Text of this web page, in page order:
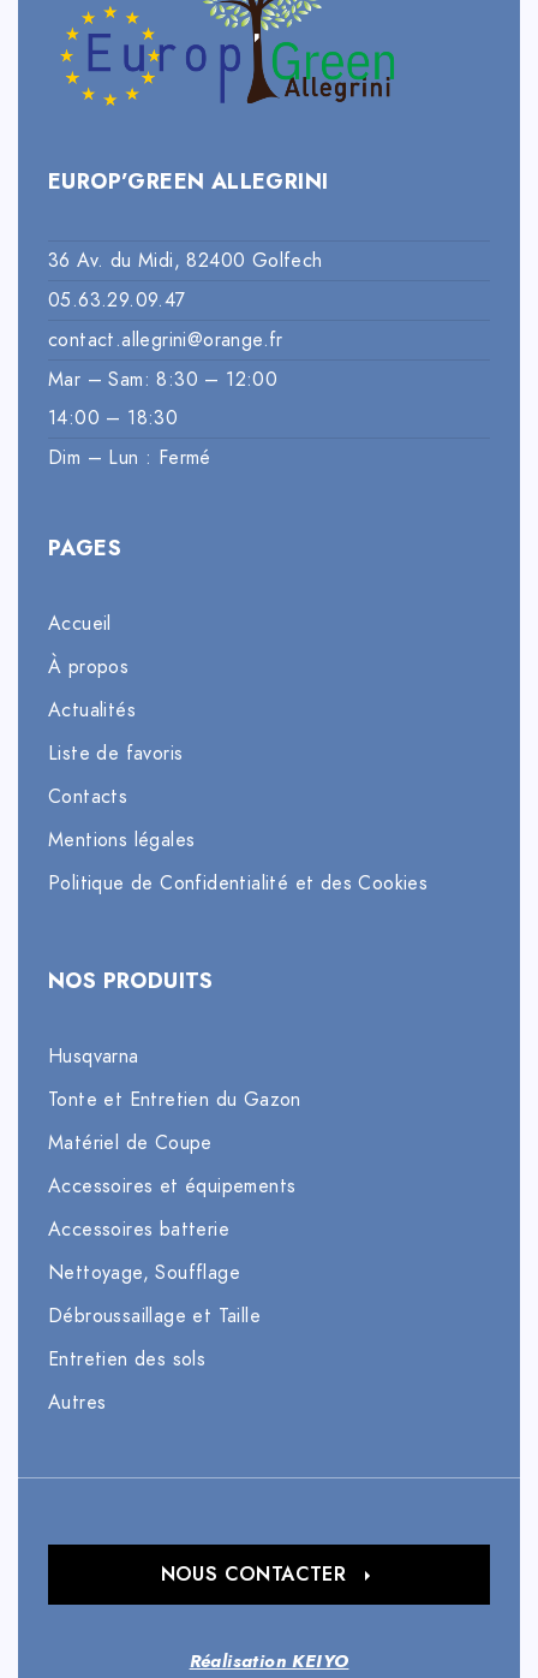
EUROP’GREEN ALLEGRINI
36 Av. du Midi, 82400 Golfech
05.63.29.09.47
contact.allegrini@orange.fr
Mar – Sam: 8:30 – 12:00
14:00 – 18:30
Dim – Lun : Fermé
PAGES
Accueil
À propos
Actualités
Liste de favoris
Contacts
Mentions légales
Politique de Confidentialité et des Cookies
NOS PRODUITS
Husqvarna
Tonte et Entretien du Gazon
Matériel de Coupe
Accessoires et équipements
Accessoires batterie
Nettoyage, Soufflage
Débroussaillage et Taille
Entretien des sols
Autres
Réalisation KEIYO
NOUS CONTACTER